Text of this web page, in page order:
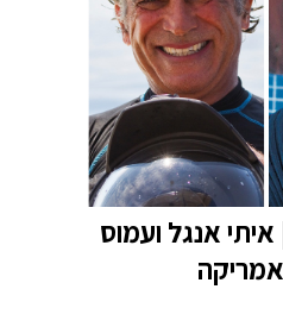
אנגל ועמוס
אמריקה